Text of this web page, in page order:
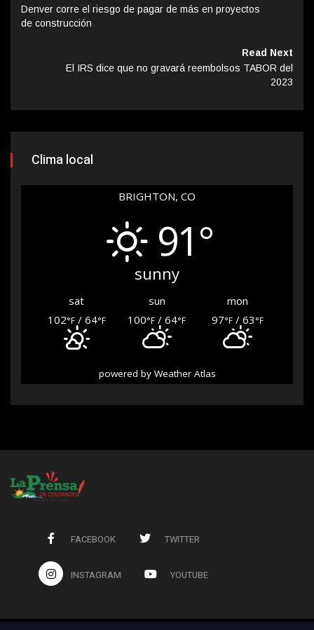
Denver corre el riesgo de pagar de más en proyectos
de construcción
Read Next
El IRS dice que no gravará reembolsos TABOR del
2023
Clima local
BRIGHTON, CO
91°
sunny
sat sun
mon
102°F/ 64°F 100°F / 64°F 97°F/ 63°F
powered by Weather Atlas
FACEBOOK TWITTER
INSTAGRAM YOUTUBE